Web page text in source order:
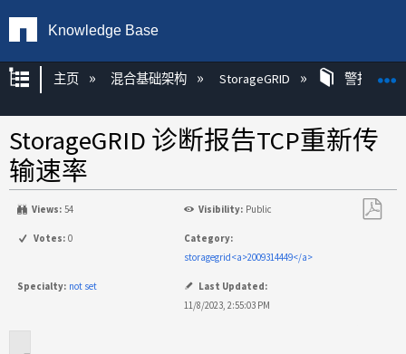
Knowledge Base
扩展/隐缩全局层次
主页 混合基础架构 StorageGRID 警报
StorageGRID 诊断报告TCP重新传
输速率
Views: 54 Visibility: Public
Votes: 0
Category:
storagegrid<a>2009314449</a>
Specialty: not set
Last Updated:
11/8/2023, 2:55:03 PM